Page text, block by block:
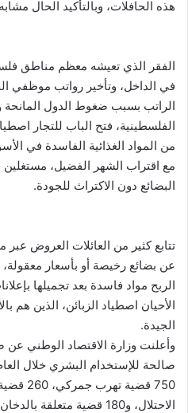
هذه الحافلات، وبالتأكيد الحال
الفقر الذي تعيشه معظم مناطق
في الداخل، وتأخير رواتب موظفي
الراتب بسبب ضغوط الدول
الفلسطينية، فتح الباب للتجار
من المواد الغذائية الفاسدة في
مع اقتراب الشهر الفضيل،
البضائع دون الاكتراث للجودة.
تتابع كثير من العائلات العروض عبر
عن بضائع رخيصة أو بأسعار
الربح مواد فاسدة بعد تجميلها
الأحيان اصطياد الزبائن، الذين
الجيدة.
750
الاحتلال، و180 قضية متعلقة بالدخان والتبغ والمعسل.